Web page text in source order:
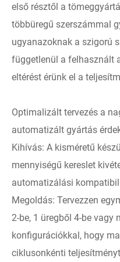
első résztől a
többüregű szerszámmal
ugyanazoknak a szigorú
függetlenül a felhasznált
eltérést érünk el a
Optimalizált tervezés a
automatizált gyártás
Kihívás: A kisméretű
mennyiségű kereslet
automatizálási
Megoldás: Tervezzen
2-be, 1 üregből 4-be vagy
konfigurációkkal, hogy
ciklusonkénti